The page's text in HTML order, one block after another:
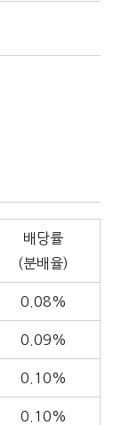
배당률
(분배율)
0.08%
0.09%
0.10%
0.10%